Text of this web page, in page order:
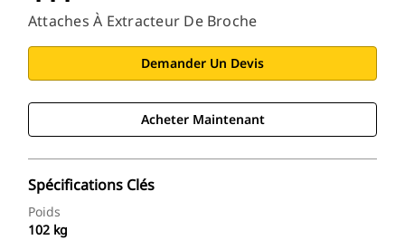
Attaches À Extracteur De Broche
Demander Un Devis
Acheter Maintenant
Spécifications Clés
Poids
102 kg